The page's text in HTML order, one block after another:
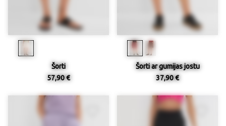
Šorti
57,90 €
Šorti ar gumijas jostu
37,90 €